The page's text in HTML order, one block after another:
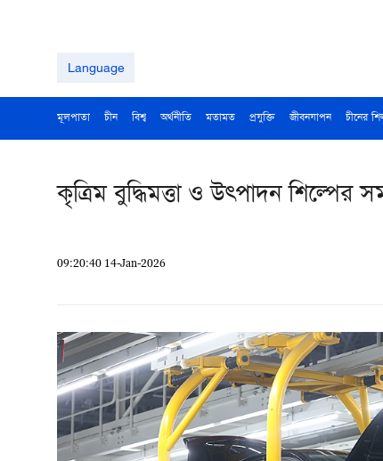
Language
মূলপাতা চীন বিশ্ব অর্থনীতি মতামত প্রযুক্তি জীবনযাপন চীনের
কৃত্রিম বুদ্ধিমত্তা ও উত্পাদন শিল্পের
09:20:40 14-Jan-2026